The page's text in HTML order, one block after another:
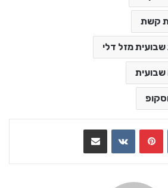
קשת
מזל דלי
שבועית
LinkedIn
VKontakte